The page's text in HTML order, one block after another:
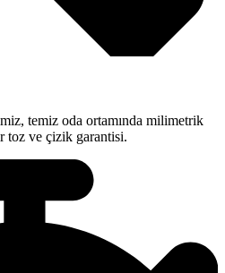
temiz oda ortamında milimetrik
toz ve çizik garantisi.